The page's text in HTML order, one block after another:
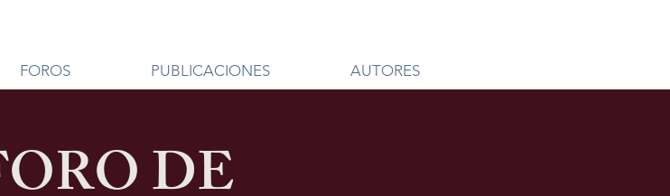
FOROS PUBLICACIONES AUTORES